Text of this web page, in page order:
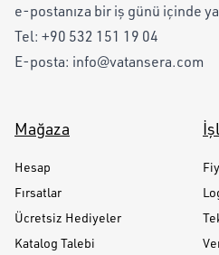
e-postanıza bir iş günü içinde
Tel: +90 532 151 19 04
E-posta: info@vatansera.com
Mağaza
Hesap
Fırsatlar
Ücretsiz Hediyeler
Katalog Talebi